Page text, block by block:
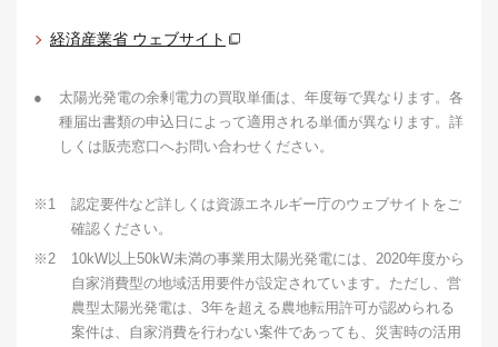
経済産業省 ウェブサイト
●
太陽光発電の余剰電力の買取単価は、年度毎で異なります。各
種届出書類の申込日によって適用される単価が異なります。詳
しくは販売窓口へお問い合わせください。
※1
認定要件など詳しくは資源エネルギー庁のウェブサイトをご
確認ください。
※2
10kW以上50kW未満の事業用太陽光発電には、2020年度から
自家消費型の地域活用要件が設定されています。ただし、営
農型太陽光発電は、3年を超える農地転用許可が認められる
案件は、自家消費を行わない案件であっても、災害時の活用